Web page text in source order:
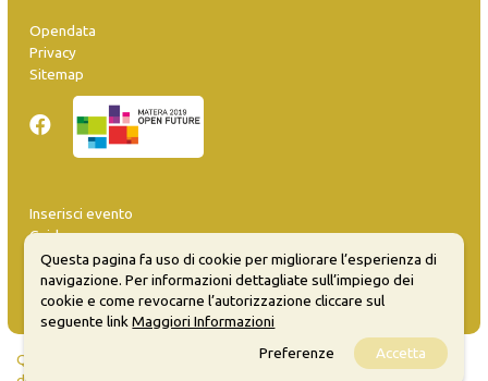
Opendata
Privacy
Sitemap
Inserisci evento
Guida
FAQ
info@materaevents.it
Quanto realizzato è sottoposto a licenza CC-BY-SA che permette di
Questa pagina fa uso di cookie per migliorare l’esperienza di
navigazione. Per informazioni dettagliate sull’impiego dei
cookie e come revocarne l’autorizzazione cliccare sul
seguente linkMaggiori Informazioni
Preferenze
Accetta